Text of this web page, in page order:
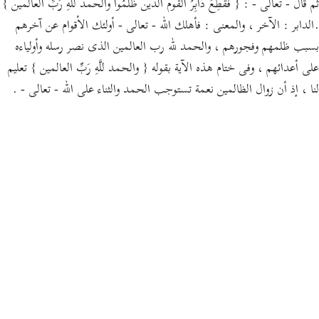
ثم قال - تعالى - : { فَقُطِعَ دَابِرُ القوم الذين ظَلَمُواْ والحمد للَّهِ رَبِّ العالمين }
.الدابر : الآخر ، والمعنى : فأهلك الله - تعالى - أولئك الأقوام عن آخرهم
بسبب ظلمهم وفجورهم ، والحمد لله رب العالمين الذى نصر رسله وأولياءه
على أعدائهم ، وفى ختام هذه الآية بقوله { والحمد للَّهِ رَبِّ العالمين } تعليم
لنا ، إذ أن زوال الظالمين نعمة تستوجب الحمد والثناء على الله - تعالى - .